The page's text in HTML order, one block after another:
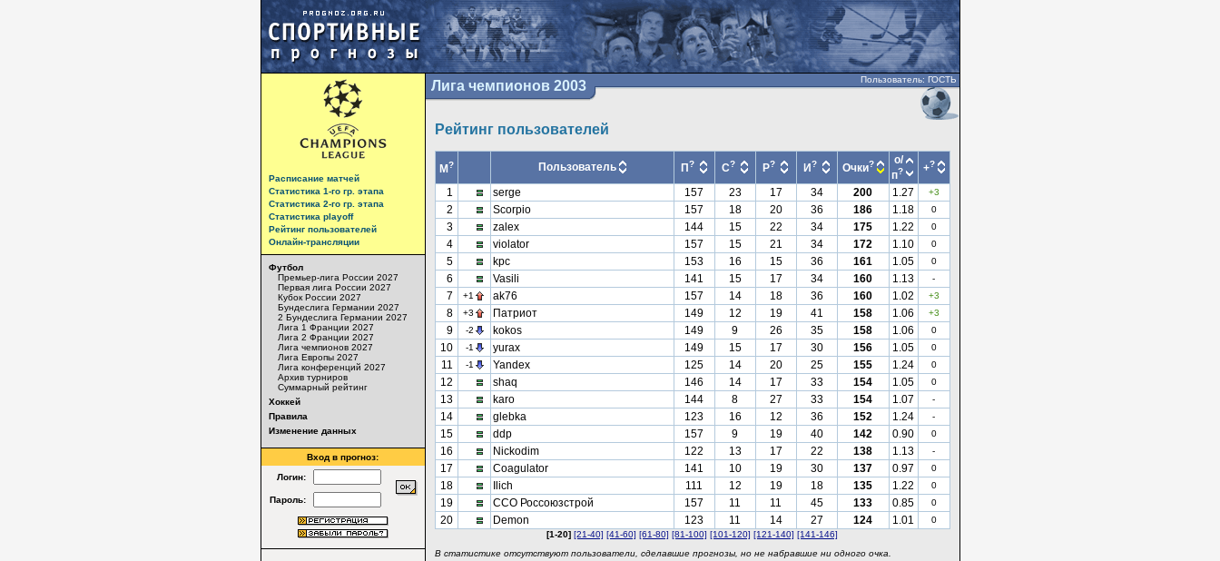
Расписание матчей
Статистика 1-го гр. этапа
Статистика 2-го гр. этапа
Статистика playoff
Рейтинг пользователей
Онлайн-трансляции
Футбол
Премьер-лига России 2027
Первая лига России 2027
Кубок России 2027
Бундеслига Германии 2027
2 Бундеслига Германии 2027
Лига 1 Франции 2027
Лига 2 Франции 2027
Лига чемпионов 2027
Лига Европы 2027
Лига конференций 2027
Архив турниров
Суммарный рейтинг
Хоккей
Правила
Изменение данных
Вход в прогноз:
Логин:
Пароль:
Лига чемпионов 2003 Пользователь: ГОСТЬ
Рейтинг пользователей
М? Пользователь П? С? Р? И? Очки?
о/
п? +?
1 serge 157 23 17 34 200 1.27 +3
2 Scorpio 157 18 20 36 186 1.18 0
3 zalex 144 15 22 34 175 1.22 0
4 violator 157 15 21 34 172 1.10 0
5 kpc 153 16 15 36 161 1.05 0
6 Vasili 141 15 17 34 160 1.13 -
7 +1 ak76 157 14 18 36 160 1.02 +3
8 +3 Патриот 149 12 19 41 158 1.06 +3
9 -2 kokos 149 9 26 35 158 1.06 0
10 -1 yurax 149 15 17 30 156 1.05 0
11 -1 Yandex 125 14 20 25 155 1.24 0
12 shaq 146 14 17 33 154 1.05 0
13 karo 144 8 27 33 154 1.07 -
14 glebka 123 16 12 36 152 1.24 -
15 ddp 157 9 19 40 142 0.90 0
16 Nickodim 122 13 17 22 138 1.13 -
17 Coagulator 141 10 19 30 137 0.97 0
18 Ilich 111 12 19 18 135 1.22 0
19 ССО Россоюзстрой 157 11 11 45 133 0.85 0
20 Demon 123 11 14 27 124 1.01
0
[1-20] [21-40] [41-60] [61-80] [81-100] [101-120] [121-140] [141-146]
В статистике отсутствуют пользователи, сделавшие прогнозы, но не набравшие ни одного очка.